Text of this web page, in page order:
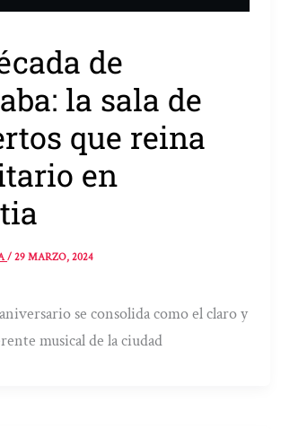
de
la sala de
que reina
en
/29 MARZO, 2024
se consolida como el claro y
musical de la ciudad